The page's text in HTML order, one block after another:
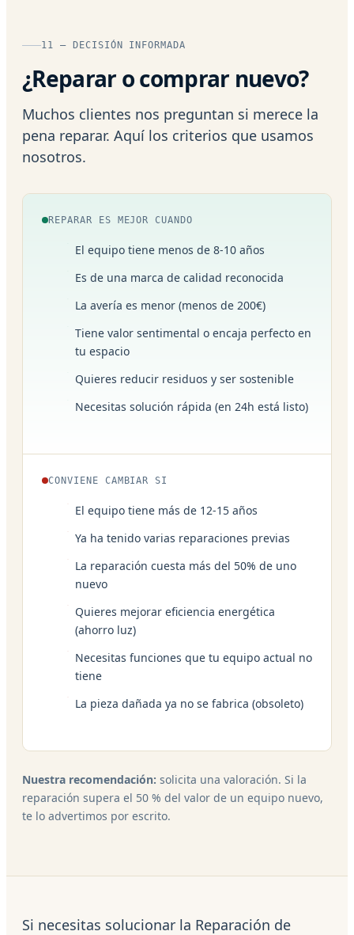
11 — DECISIÓN INFORMADA
¿Reparar o comprar nuevo?
Muchos clientes nos preguntan si merece la
pena reparar. Aquí los criterios que usamos
nosotros.
REPARAR ES MEJOR CUANDO
El equipo tiene menos de 8-10 años
Es de una marca de calidad reconocida
La avería es menor (menos de 200€)
Tiene valor sentimental o encaja perfecto en
tu espacio
Quieres reducir residuos y ser sostenible
Necesitas solución rápida (en 24h está listo)
CONVIENE CAMBIAR SI
El equipo tiene más de 12-15 años
Ya ha tenido varias reparaciones previas
La reparación cuesta más del 50% de uno
nuevo
Quieres mejorar eficiencia energética
(ahorro luz)
Necesitas funciones que tu equipo actual no
tiene
La pieza dañada ya no se fabrica (obsoleto)
Nuestra recomendación: solicita una valoración. Si la
reparación supera el 50 % del valor de un equipo nuevo,
te lo advertimos por escrito.
Si necesitas solucionar la Reparación de